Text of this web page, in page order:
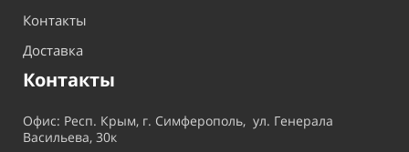
Контакты
Доставка
Контакты
Офис: Респ. Крым, г. Симферополь, ул. Генерала
Васильева, 30к